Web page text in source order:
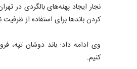
نجار ایجاد پهنه‌های بالگردی در
کردن باندها برای استفاده از
وی ادامه داد: باند دوشان تپه،
کنیم.